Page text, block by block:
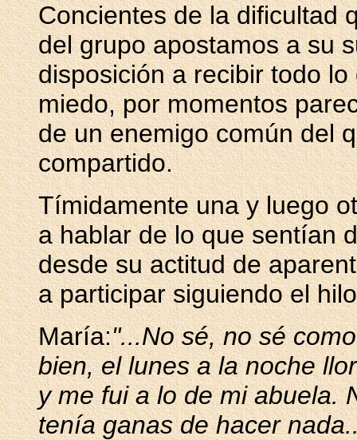
Concientes de la dificultad
del grupo apostamos a su
disposición a recibir todo
miedo, por momentos
de un enemigo común del
compartido.
Tímidamente una y luego
a hablar de lo que sentían
desde su actitud de
a participar siguiendo el
María:"...No sé, no sé
bien, el lunes a la noche
y me fui a lo de mi abuela.
tenía ganas de hacer